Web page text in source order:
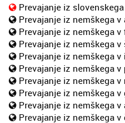
Prevajanje iz
Prevajanje iz nemškega v
Prevajanje iz nemškega v
Prevajanje iz nemškega v
Prevajanje iz nemškega
Prevajanje iz nemškega
Prevajanje iz nemškega v
Prevajanje iz nemškega v
Prevajanje iz nemškega v
Prevajanje iz nemškega v